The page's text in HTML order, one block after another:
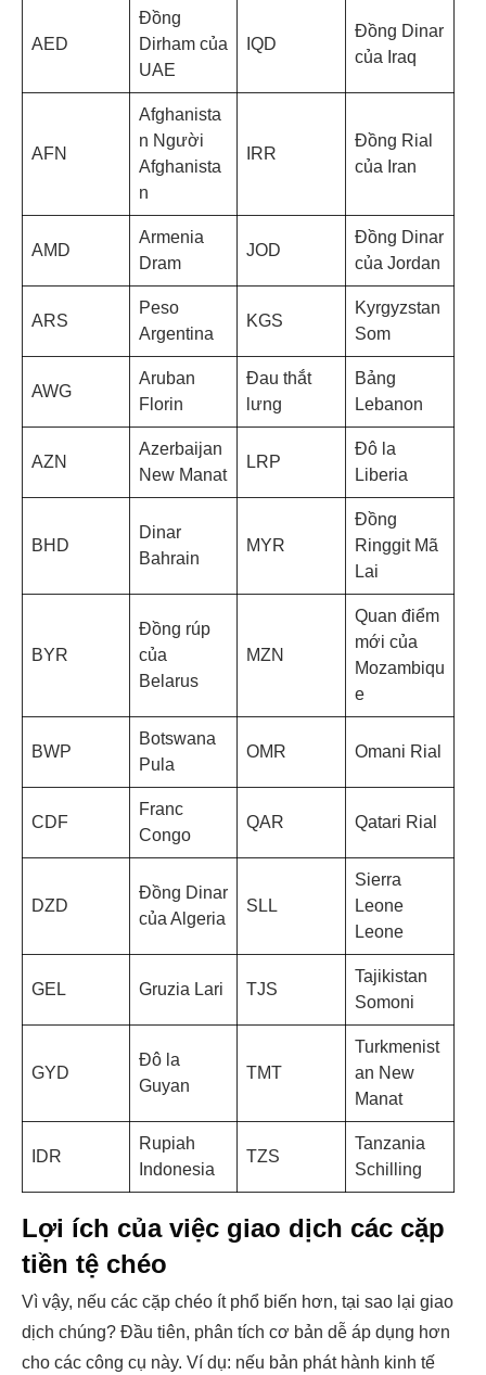
AED
Đồng
Dirham của
UAE
IQD
Đồng Dinar
của Iraq
AFN
Afghanista
n Người
Afghanista
n
IRR
Đồng Rial
của Iran
AMD
Armenia
Dram
JOD
Đồng Dinar
của Jordan
ARS
Peso
Argentina
KGS
Kyrgyzstan
Som
AWG
Aruban
Florin
Đau thắt
lưng
Bảng
Lebanon
AZN
Azerbaijan
New Manat
LRP
Đô la
Liberia
BHD
Dinar
Bahrain
MYR
Đồng
Ringgit Mã
Lai
BYR
Đồng rúp
của
Belarus
MZN
Quan điểm
mới của
Mozambiqu
e
BWP
Botswana
Pula
OMR Omani Rial
CDF
Franc
Congo
QAR Qatari Rial
DZD
Đồng Dinar
của Algeria
SLL
Sierra
Leone
Leone
GEL Gruzia Lari TJS
Tajikistan
Somoni
GYD
Đô la
Guyan
TMT
Turkmenist
an New
Manat
IDR
Rupiah
Indonesia
TZS
Tanzania
Schilling
Lợi ích của việc giao dịch các cặp
tiền tệ chéo
Vì vậy, nếu các cặp chéo ít phổ biến hơn, tại sao lại giao
dịch chúng? Đầu tiên, phân tích cơ bản dễ áp dụng hơn
cho các công cụ này. Ví dụ: nếu bản phát hành kinh tế